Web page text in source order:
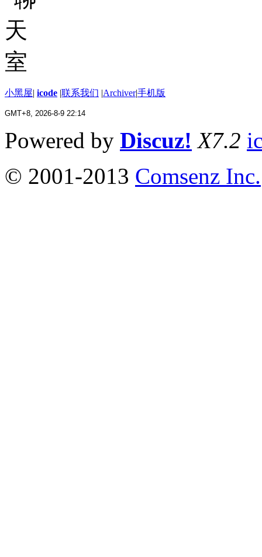
小黑屋| icode |联系我们 |Archiver|手机版
GMT+8, 2026-8-9 22:14
Powered by Discuz! X7.2
© 2001-2013 Comsenz Inc.